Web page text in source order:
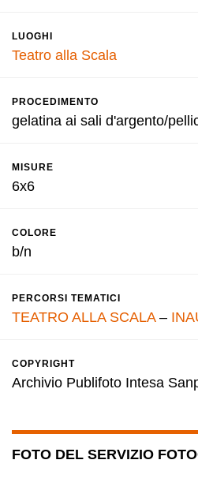
LUOGHI
Teatro alla Scala
PROCEDIMENTO
gelatina ai sali d'argento/
MISURE
6x6
COLORE
b/n
PERCORSI TEMATICI
TEATRO ALLA SCALA–
COPYRIGHT
Archivio Publifoto Intesa
FOTO DEL SERVIZIO